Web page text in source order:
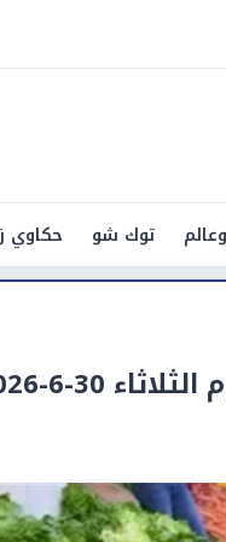
توك شو حكاوي
30-6-2026